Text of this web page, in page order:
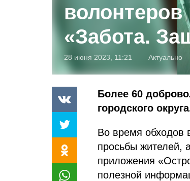
волонтеров
«Забота.
28 июня 2023, 11:21 Актуально
Более 60
городского
Во время обходов
просьбы жителей,
приложения
полезной